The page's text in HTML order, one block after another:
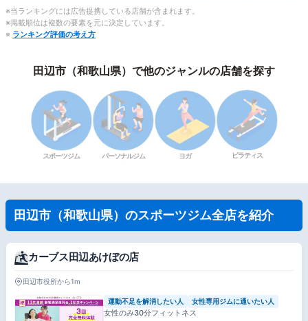
※当ランキングには広告提携している店舗が含まれます。
※掲載順位は複数の要素を元に決定しています。
※ ランキング評価の考え方
田辺市（和歌山県）で他のジャンルの店舗を探す
スポーツジム パーソナルジム ヨガ ピラティス
田辺市（和歌山県）のスポーツジム全店を紹介
カーブス田辺あけぼの店
田辺市役所から1m
運動不足を解消したい人 女性専用ジムに通いたい人
女性のみ30分フィットネス